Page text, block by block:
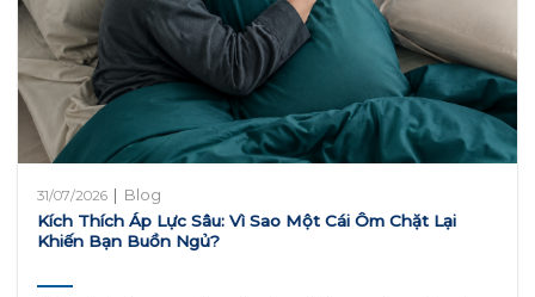
31/07/2026 | Blog
Kích Thích Áp Lực Sâu: Vì Sao Một Cái Ôm Chặt Lại
Khiến Bạn Buồn Ngủ?